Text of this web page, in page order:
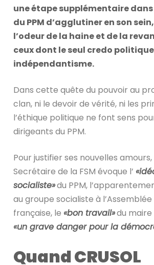
une étape supplémentaire
du PPM d’agglutiner en son
l’odeur de la haine et de la
ceux dont le seul credo
indépendantisme.
Dans cette quête du pouvoir au
clan, ni le devoir de vérité, ni les
l’éthique politique ne font sens
dirigeants du PPM.
Pour justifier ses nouvelles amours,
Secrétaire de la FSM évoque l’
socialiste»du PPM,
au groupe socialiste à
française, le«bon travail»du
«un grave danger pour la
Quand CRUSOL